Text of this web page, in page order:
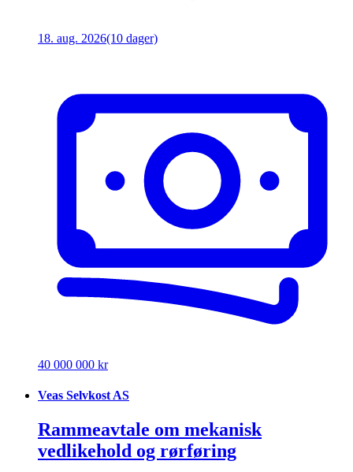
18. aug. 2026(10 dager)
40 000 000 kr
Veas Selvkost AS
Rammeavtale om mekanisk
vedlikehold og rørføring